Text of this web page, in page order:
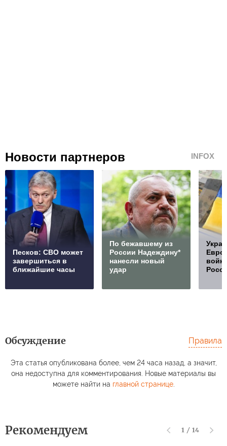
Новости партнеров INFOX
Песков: СВО может
завершиться в
ближайшие часы
По бежавшему из
России Надеждину*
нанесли новый
удар
Обсуждение Правила
Эта статья опубликована более, чем 24 часа назад, а значит,
она недоступна для комментирования. Новые материалы вы
можете найти на главной странице.
Рекомендуем 1 / 14